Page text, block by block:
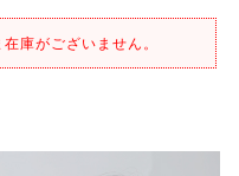
庫がございません。